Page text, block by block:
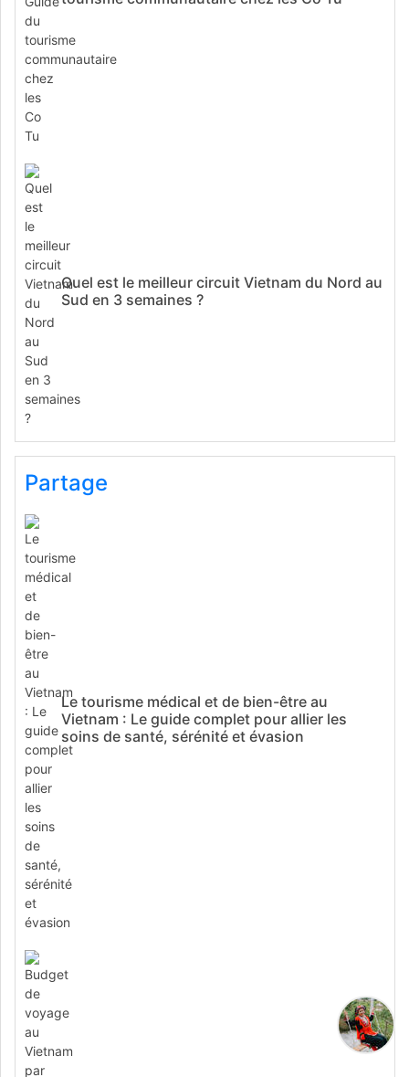
Quel est le meilleur circuit Vietnam du Nord au
Sud en 3 semaines ?
Partage
Le tourisme médical et de bien-être au
Vietnam : Le guide complet pour allier les
soins de santé, sérénité et évasion